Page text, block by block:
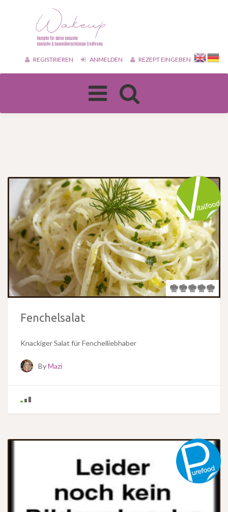
REGISTRIEREN ANMELDEN REZEPT EINGEBEN
Toggle
navigation
Fenchelsalat
Knackiger Salat für Fenchelliebhaber
ByMazi